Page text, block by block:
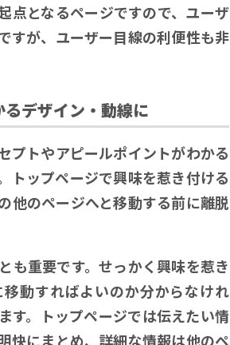
点となるページですので、ユーザ
すが、ユーザー目線の利便性も非
デザイン・動線に
プトやアピールポイントがわかる
トップページで興味を惹き付ける
他のページへと移動する前に離脱
も重要です。せっかく興味を惹き
動すればよいのか分からなけれ
す。トップページでは伝えたい情
快にまとめ、詳細な情報は他のペ